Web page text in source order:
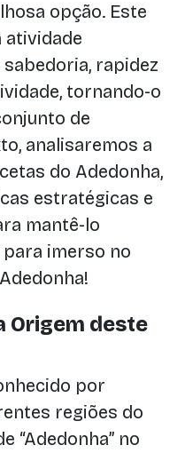
opção. Este
atividade
rapidez
tornando-o
de
analisaremos a
do Adedonha,
estratégicas e
mantê-lo
imerso no
Origem deste
por
regiões do
“Adedonha” no